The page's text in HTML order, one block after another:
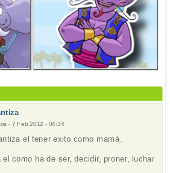
- 7 Feb 2012 - 04:34
el tener exito como mamá.
como ha de ser, decidir, proner, luchar